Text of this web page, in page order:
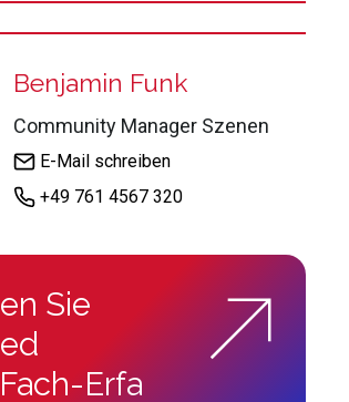
Benjamin Funk
Community Manager Szenen
E-Mail schreiben
+49 761 4567 320
Sie
Erfa